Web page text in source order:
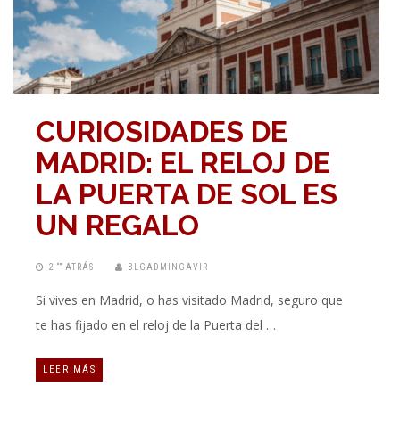
CURIOSIDADES DE
MADRID: EL RELOJ DE
LA PUERTA DE SOL ES
UN REGALO
2 “” ATRÁS BLGADMINGAVIR
Si vives en Madrid, o has visitado Madrid, seguro que
te has fijado en el reloj de la Puerta del …
LEER MÁS